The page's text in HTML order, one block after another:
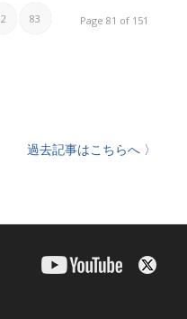
Page 81 of 151
83
過去記事はこちらへ 〉